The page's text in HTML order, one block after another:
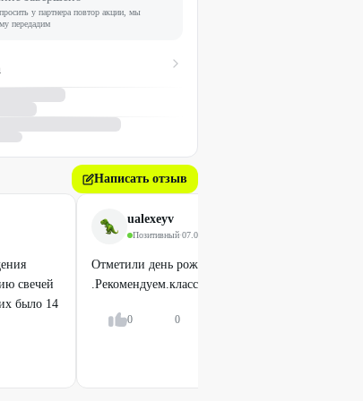
у партнера повтор акции, мы
передадим
Написать отзыв
свечей
было 14
ualexeyv
Позитивный·07.09.2024
Отметили день рождение в виде мастер класса
.Рекомендуем.классно провели время
0 0